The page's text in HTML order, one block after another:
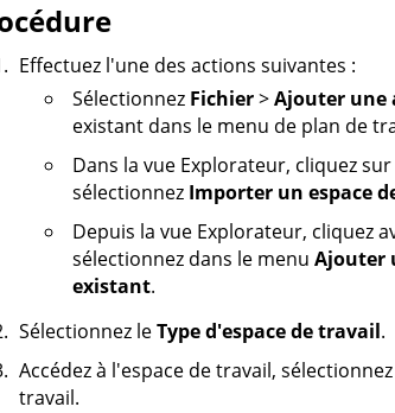
Effectuez l'une des actions suivantes :
Sélectionnez Fichier>Ajouter une
existant dans le menu de plan de
Dans la vue Explorateur, cliquez
sélectionnez Importer un espace
Depuis la vue Explorateur, cliquez
sélectionnez dans le menu Ajouter
existant.
Sélectionnez leType d'espace de travail.
Accédez à l'espace de travail,
travail.